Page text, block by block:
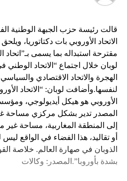
قالت رئيسة حزب الجبهة الوطنية
الاتحاد الأوروبي بات دكتاتوريا،
مقترحة استبداله بما يسمى
لوبان خلال اجتماع “الاتحاد
الهجرة والاتحاد الاقتصادي
لنفسها.وأضافت لوبان: “الاتحاد
الأوروبي هو هيكل أيديولوجي،
المصدر تدير بشكل مركزي مساحة
إلى المنطقة المغاربية، مساحة غير
أو تقاليد، هذا الفضاء في الواقع ليس
الذوبان في صهارة العالم. خلاصة
بشدة بأوروبا”.المصدر: وكالات